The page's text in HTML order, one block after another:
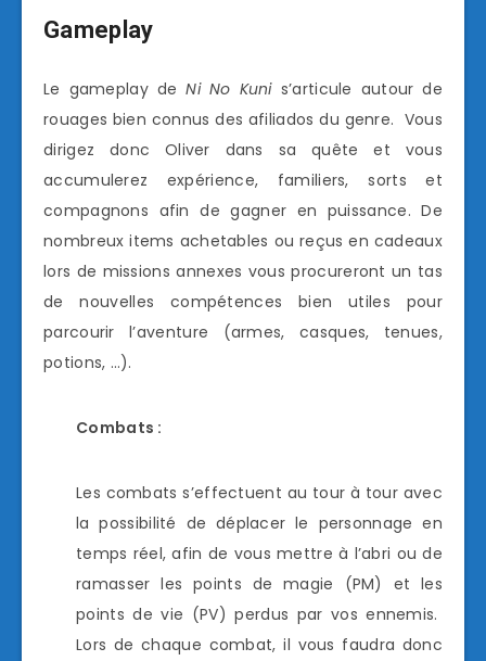
Gameplay
Le gameplay deNi No Kuni s’articule autour de
rouages bien connus des afiliados du genre. Vous
dirigez donc Oliver dans sa quête et vous
accumulerez expérience, familiers, sorts et
compagnons afin de gagner en puissance. De
nombreux items achetables ou reçus en cadeaux
lors de missions annexes vous procureront un tas
de nouvelles compétences bien utiles pour
parcourir l’aventure (armes, casques, tenues,
potions, …).
Combats :
Les combats s’effectuent au tour à tour avec
la possibilité de déplacer le personnage en
temps réel, afin de vous mettre à l’abri ou de
ramasser les points de magie (PM) et les
points de vie (PV) perdus par vos ennemis.
Lors de chaque combat, il vous faudra donc